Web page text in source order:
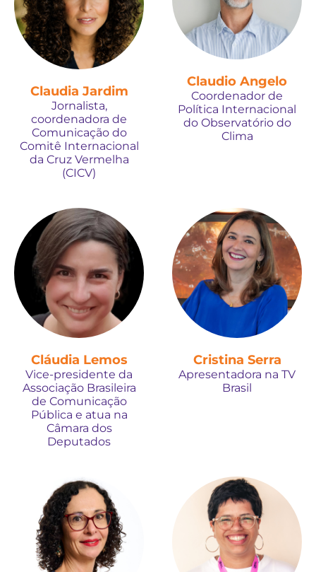
Claudia Jardim
Jornalista,
coordenadora de
Comunicação do
Comitê Internacional
da Cruz Vermelha
(CICV)
Claudio Angelo
Coordenador de
Política Internacional
do Observatório do
Clima
Cláudia Lemos
Vice-presidente da
Associação Brasileira
de Comunicação
Pública e atua na
Câmara dos
Deputados
Cristina Serra
Apresentadora na TV
Brasil